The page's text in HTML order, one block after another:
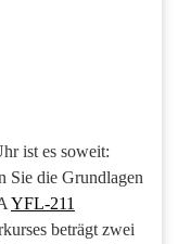
ist es soweit:
Sie die Grundlagen
YFL-211
beträgt zwei